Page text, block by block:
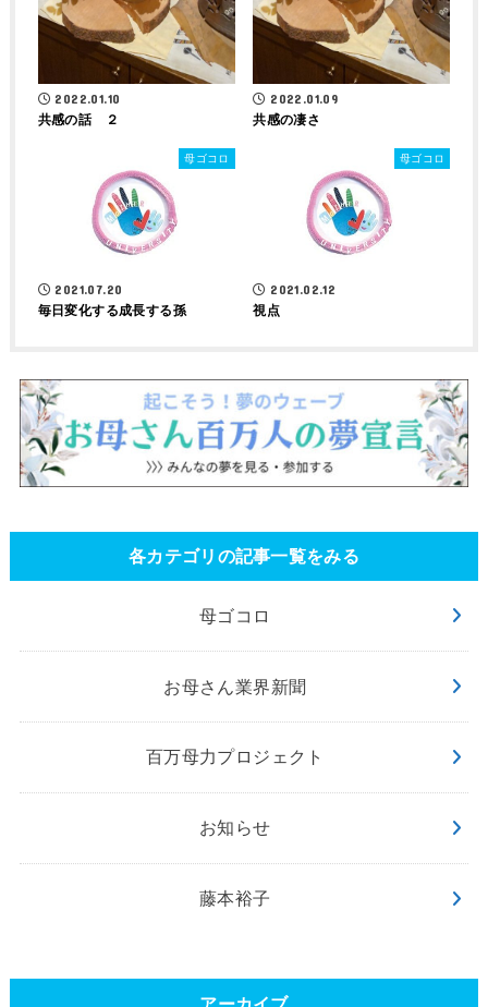
2022.01.10
共感の話 ２
2022.01.09
共感の凄さ
母ゴコロ
2021.07.20
毎日変化する成長する孫
母ゴコロ
2021.02.12
視点
各カテゴリの記事一覧をみる
母ゴコロ
お母さん業界新聞
百万母力プロジェクト
お知らせ
藤本裕子